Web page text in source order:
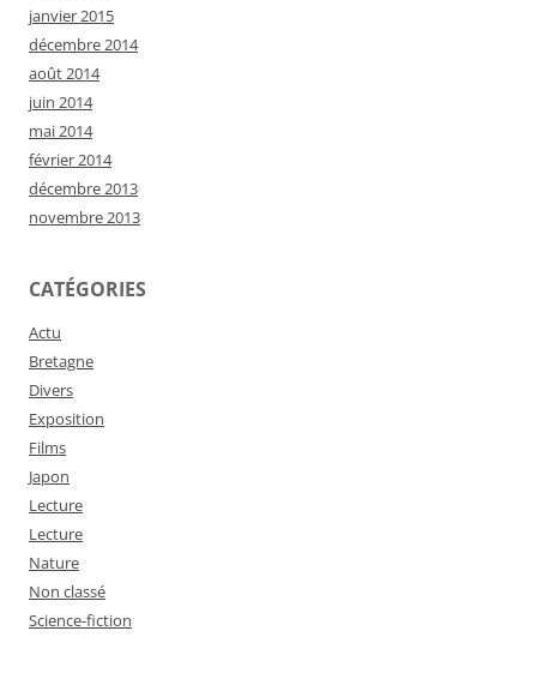
janvier 2015
décembre 2014
août 2014
juin 2014
mai 2014
février 2014
décembre 2013
novembre 2013
CATÉGORIES
Actu
Bretagne
Divers
Exposition
Films
Japon
Lecture
Lecture
Nature
Non classé
Science-fiction